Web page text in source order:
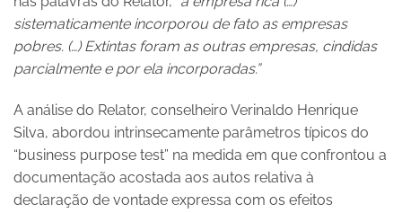
sistematicamente incorporou de fato as empresas
pobres. (…) Extintas foram as outras empresas, cindidas
parcialmente e por ela incorporadas.”
A análise do Relator, conselheiro Verinaldo Henrique
Silva, abordou intrinsecamente parâmetros típicos do
“business purpose test” na medida em que confrontou a
documentação acostada aos autos relativa à
declaração de vontade expressa com os efeitos